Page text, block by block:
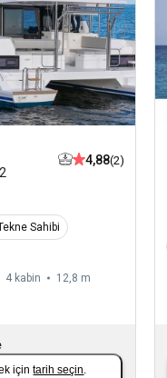
4,88(2)
Sahibi
4 kabin
12,8 m
içintarih seçin.